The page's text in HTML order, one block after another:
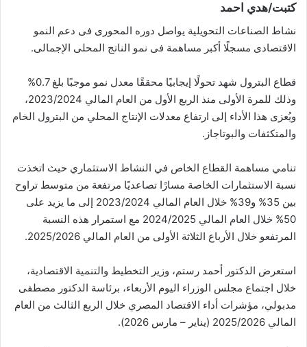
كتبت/هدي احمد
نشاط الصناعات التحويلية يواصل دوره المحورى فى دعم النمو
الاقتصادى مسجلًا أكبر مساهمة فى نمو الناتج المحلى الإجمالى.
قطاع البترول شهد تحولًا إيجابيًا محققًا معدل نمو موجبًا بلغ 0.7%
وذلك للمرة الأولى منذ الربع الأول من العام المالي 2023/2024،
ويُعزى هذا الأداء إلى ارتفاع معدلات الإنتاج المحلي من البترول الخام
والمتكثفات والبوتاجاز.
تنامي مساهمة القطاع الخاص في النشاط الاستثماري حيث اتخذت
نسبة الاستثمارات الخاصة مسارًا تصاعديًا مرتفعة من متوسط تراوح
بين 35% و39% خلال العام المالي 2023/2024 إلى ما يزيد على
50% خلال العام المالي 2024/2025 مع استمرار هذه النسبة
المرتفعو خلال الأرباع الثلاثة الأولى من العام المالي 2025/2026.
استعرض الدكتور أحمد رستم، وزير التخطيط والتنمية الاقتصادية،
خلال اجتماع مجلس الوزراء اليوم الأربعاء، برئاسة الدكتور مصطفى
مدبولي، مؤشرات أداء الاقتصاد المصري خلال الربع الثالث من العام
المالي 2025/2026 (يناير – مارس 2026).